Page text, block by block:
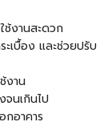
ช้งานสะดวก
ะเบื้อง และช่วยปรับ
งาน
จนเกินไป
กอาคาร